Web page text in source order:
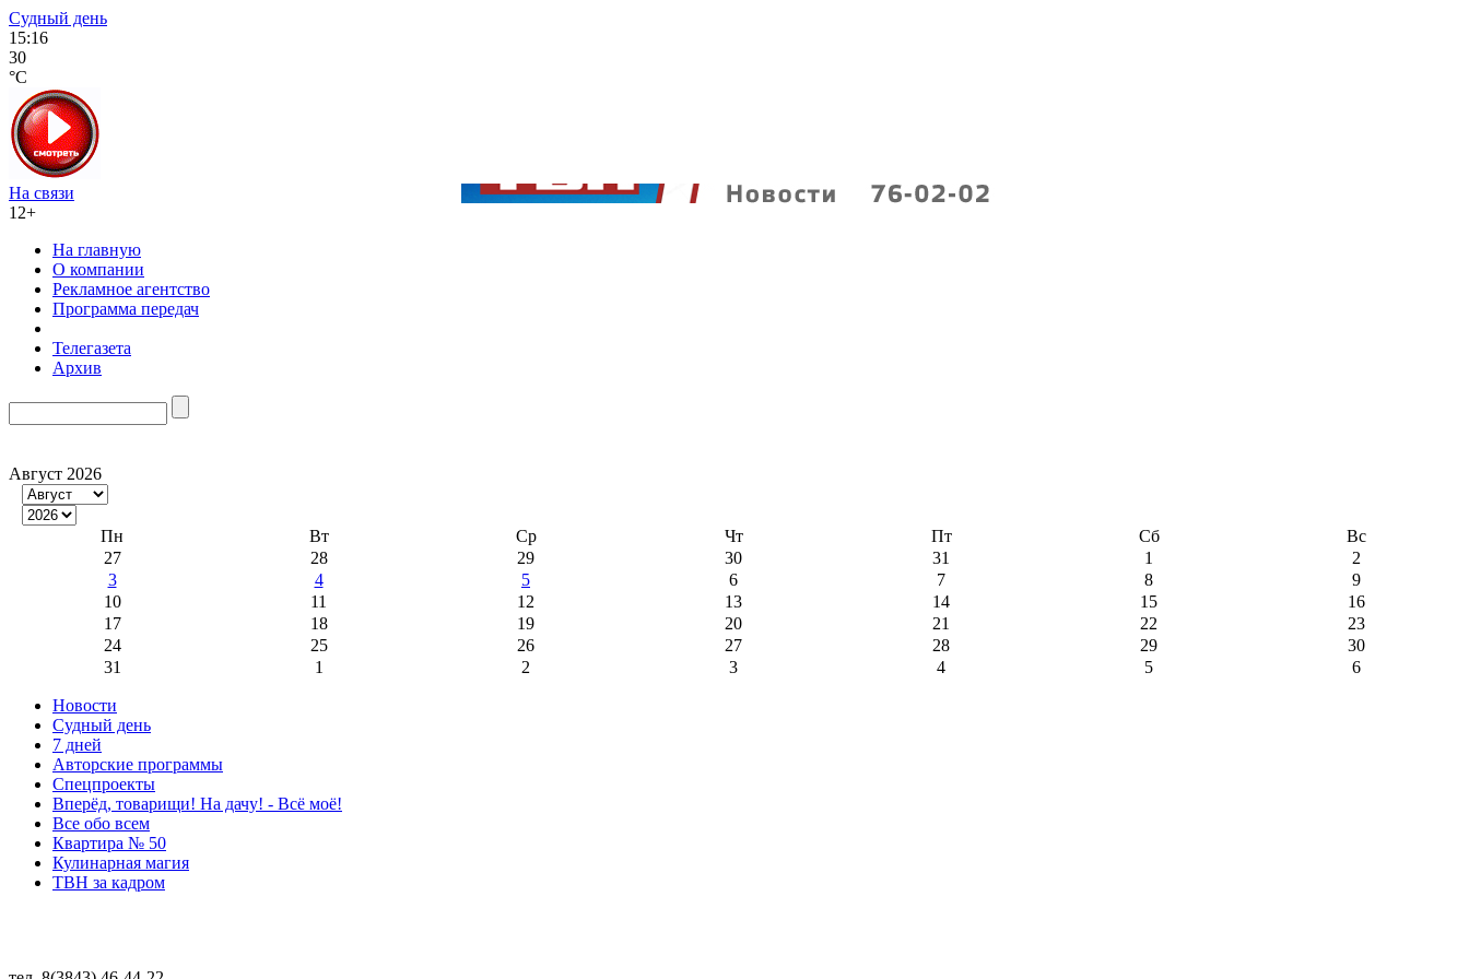
Судный день
15:16
30
°C
На связи
12+
На главную
О компании
Рекламное агентство
Программа передач
Телегазета
Архив
Август 2026
Пн Вт Ср Чт Пт Сб
Вс
27
28 29 30 31 1
2
3
4 5 6 7 8
9
10
11 12 13 14 15
16
17
18 19 20 21 22
23
24
25 26 27 28 29
30
31
1 2 3 4 5 6
Новости
Судный день
7 дней
Авторские программы
Спецпроекты
Вперёд, товарищи! На дачу! - Всё моё!
Все обо всем
Квартира № 50
Кулинарная магия
ТВН за кадром